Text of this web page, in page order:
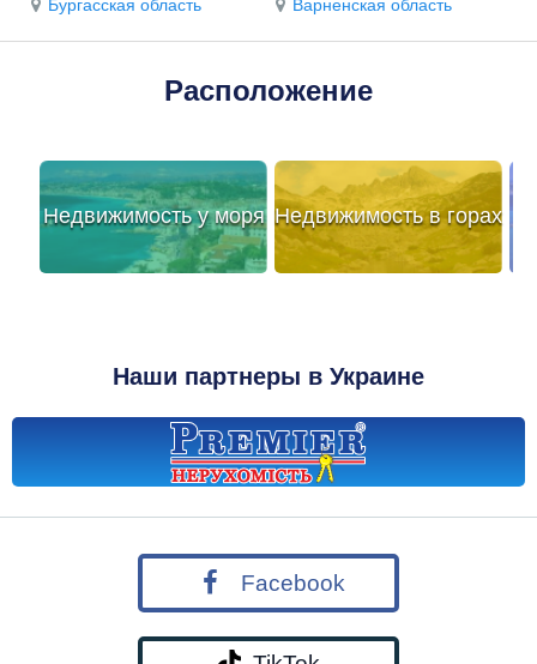
Бургасская область Варненская область
Расположение
Недвижимость у моря Недвижимость в горах
Наши партнеры в Украине
Facebook